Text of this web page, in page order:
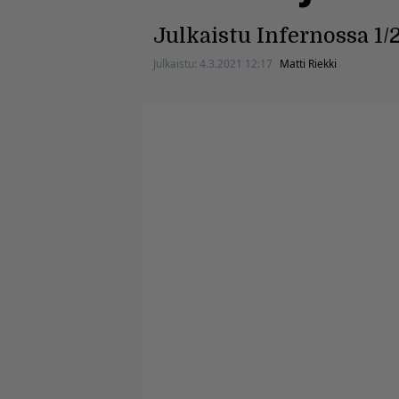
Julkaistu Infernossa 1/
Julkaistu: 4.3.2021 12:17 Matti Riekki